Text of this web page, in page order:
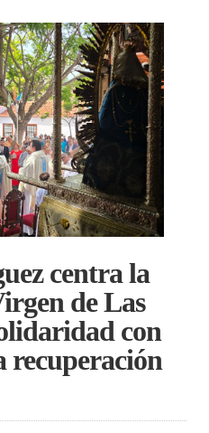
centra la
de Las
con
recuperación